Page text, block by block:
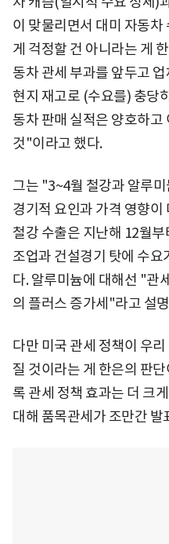
이 맞물리면서 대미 자동
게 걱정할 건 아니라는 게
동차 관세 부과를 앞두고
현지 재고로 (수요를) 충당
동차 판매 실적은 양호하고
것"이라고 했다.
그는 "3~4월 철강과 알루
경기적 요인과 가격 영향이
철강 수출은 지난해 12월
조업과 건설경기 탓에 수
다. 알루미늄에 대해선 "관
의 플러스 증가세"라고 설
다만 미국 관세 정책이 우
질 것이라는 게 한은의 판
록 관세 정책 효과는 더 크
대해 품목관세가 조만간